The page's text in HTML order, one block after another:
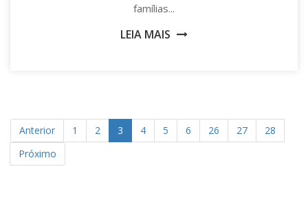
famílias...
LEIA MAIS
Anterior 1 2 3 4 5 6 26 27
28
Próximo